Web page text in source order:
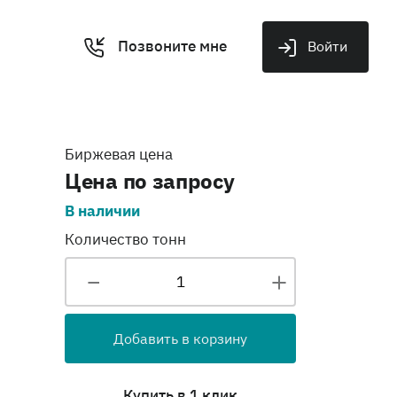
Позвоните мне Войти
Биржевая цена
Цена по запросу
В наличии
Количество тонн
Добавить в корзину